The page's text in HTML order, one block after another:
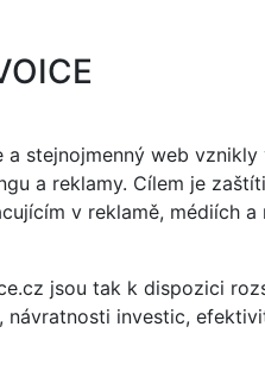
a stejnojmenný web
a reklamy. Cílem je
v reklamě, médiích
jsou tak k dispozici
návratnosti investic,